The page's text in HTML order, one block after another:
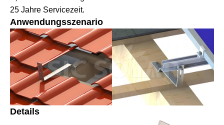
25 Jahre Servicezeit.
Anwendungsszenario
Details